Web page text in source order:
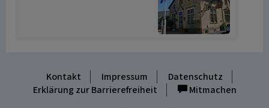
Kontakt Impressum
Datenschutz
Erklärung zur Barrierefreiheit
Mitmachen